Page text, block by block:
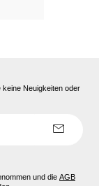
Neuigkeiten oder
und die AGB